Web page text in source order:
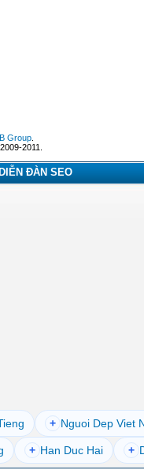
Group.
2011.
ĐÀN SEO
+ Nguoi Dep Viet
+ Han Duc Hai +